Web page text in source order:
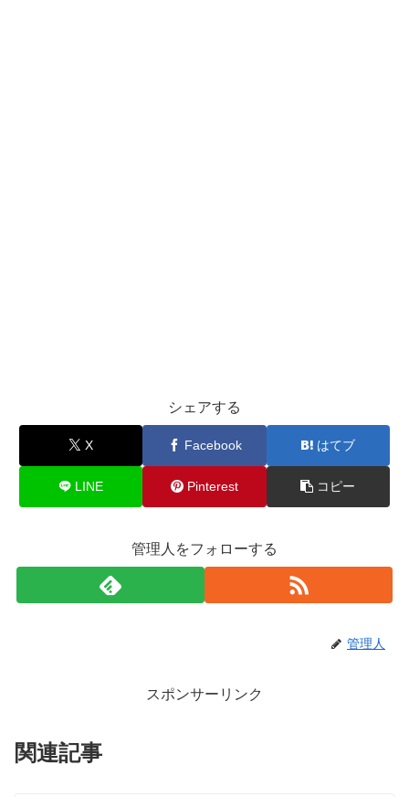
シェアする
X Facebook はてブ
LINE Pinterest コピー
管理人をフォローする
管理人
スポンサーリンク
関連記事